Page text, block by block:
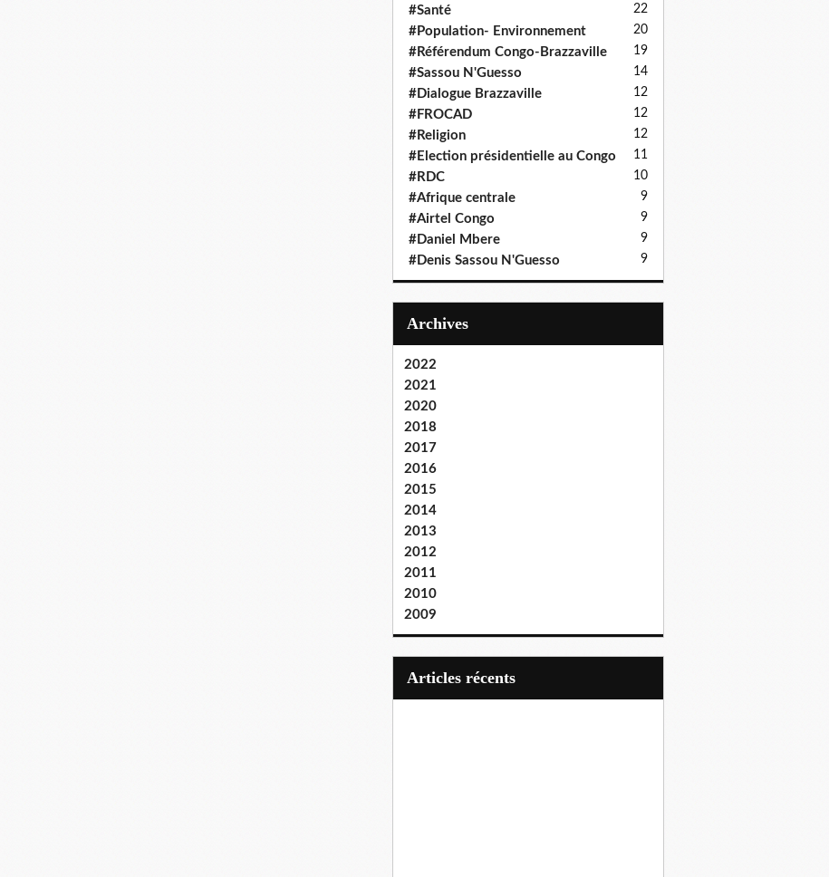
#Santé 22
#Population- Environnement 20
#Référendum Congo-Brazzaville 19
#Sassou N'Guesso 14
#Dialogue Brazzaville 12
#FROCAD 12
#Religion 12
#Election présidentielle au Congo 11
#RDC 10
#Afrique centrale 9
#Airtel Congo 9
#Daniel Mbere 9
#Denis Sassou N'Guesso 9
Archives
2022
2021
2020
2018
2017
2016
2015
2014
2013
2012
2011
2010
2009
articles récents